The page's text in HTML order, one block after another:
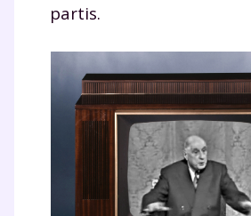
partis.